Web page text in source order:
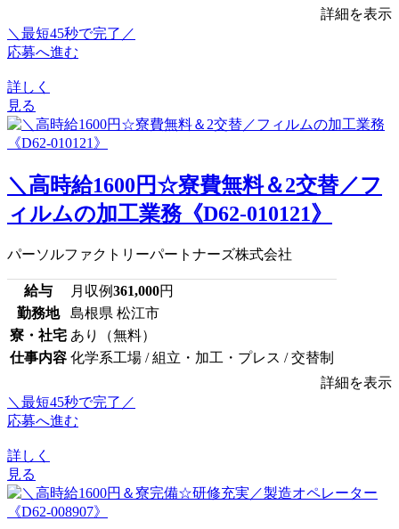
詳細を表示
＼最短45秒で完了／
応募へ進む
詳しく
見る
＼高時給1600円☆寮費無料＆2交替／フ
ィルムの加工業務《D62-010121》
パーソルファクトリーパートナーズ株式会社
給与 月収例361,000円
勤務地
島根県 松江市
寮・社宅 あり（無料）
仕事内容 化学系工場 / 組立・加工・プレス / 交替制
詳細を表示
＼最短45秒で完了／
応募へ進む
詳しく
見る